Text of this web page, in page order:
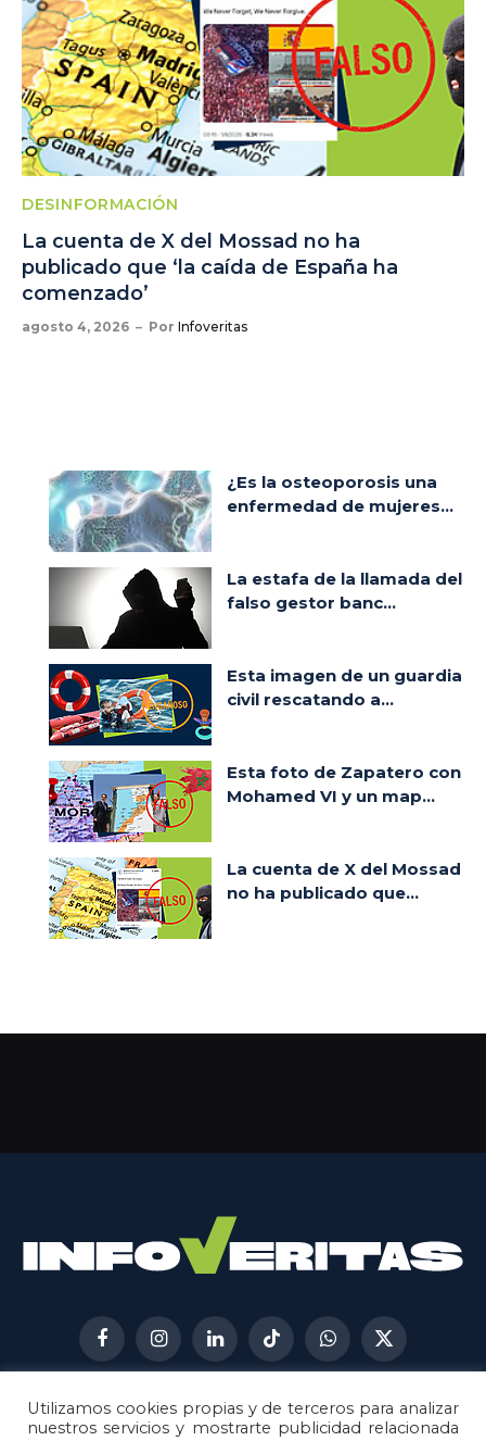
DESINFORMACIÓN
La cuenta de X del Mossad no ha
publicado que ‘la caída de España ha
comenzado’
agosto 4, 2026 Por Infoveritas
¿Es la osteoporosis una
enfermedad de mujeres...
La estafa de la llamada del
falso gestor banc...
Esta imagen de un guardia
civil rescatando a...
Esta foto de Zapatero con
Mohamed VI y un map...
La cuenta de X del Mossad
no ha publicado que...
FacebookInstagramLinkedInTikTokWhatsApp
X
(Twitter)
AVISO LEGAL
METODOLOGÍA
Utilizamos cookies propias y de terceros para analizar
nuestros servicios y mostrarte publicidad relacionada